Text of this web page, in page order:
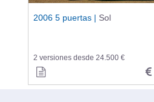
2006 5 puertas | Sol
2 versiones desde 24.500 €